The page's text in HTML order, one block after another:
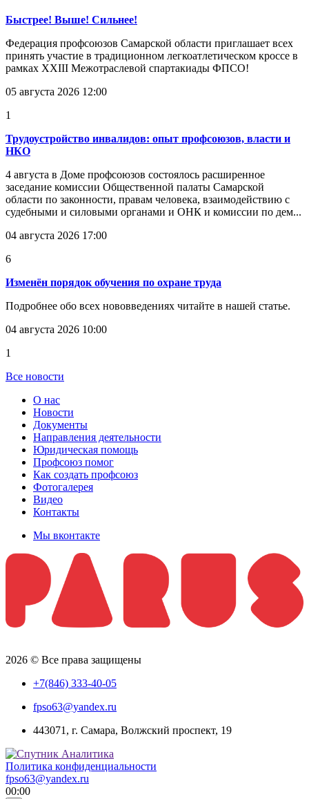
Быстрее! Выше! Сильнее!
Федерация профсоюзов Самарской области приглашает всех
принять участие в традиционном легкоатлетическом кроссе в
рамках XXIII Межотраслевой спартакиады ФПСО!
05 августа 2026 12:00
1
Трудоустройство инвалидов: опыт профсоюзов, власти и
НКО
4 августа в Доме профсоюзов состоялось расширенное
заседание комиссии Общественной палаты Самарской
области по законности, правам человека, взаимодействию с
судебными и силовыми органами и ОНК и комиссии по дем...
04 августа 2026 17:00
6
Изменён порядок обучения по охране труда
Подробнее обо всех нововведениях читайте в нашей статье.
04 августа 2026 10:00
1
Все новости
О нас
Новости
Документы
Направления деятельности
Юридическая помощь
Профсоюз помог
Как создать профсоюз
Фотогалерея
Видео
Контакты
Мы вконтакте
2026 © Все права защищены
+7(846) 333-40-05
fpso63@yandex.ru
443071, г. Самара, Волжский проспект, 19
Политика конфиденциальности
fpso63@yandex.ru
00:00